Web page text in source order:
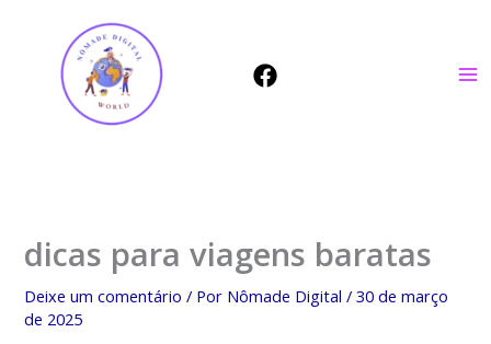
conteúdo
dicas para viagens baratas
Deixe um comentário / Por Nômade Digital/30 de março
de 2025